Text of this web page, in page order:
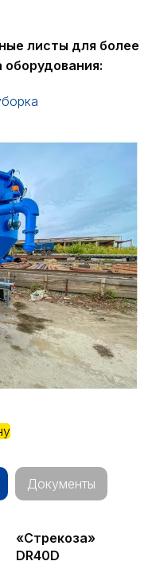
листы для более
Документы
«Стрекоза»
DR40D